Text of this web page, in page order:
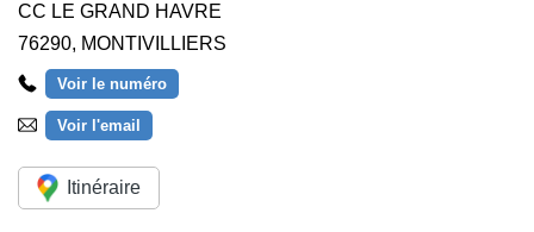
CC LE GRAND HAVRE
76290, MONTIVILLIERS
Voir le numéro
Voir l'email
Itinéraire